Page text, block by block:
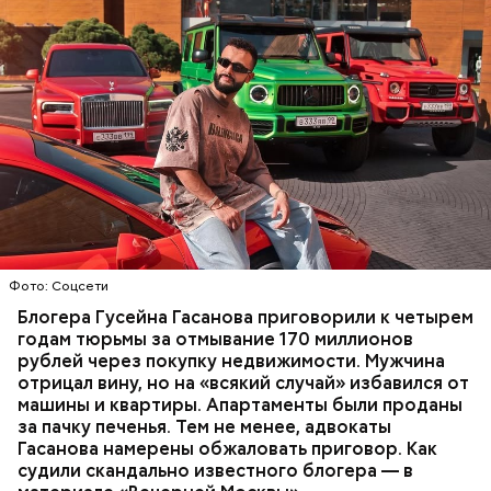
Фото: Соцсети
Блогера Гусейна Гасанова приговорили к четырем
годам тюрьмы за отмывание 170 миллионов
рублей через покупку недвижимости. Мужчина
отрицал вину, но на «всякий случай» избавился от
машины и квартиры. Апартаменты были проданы
за пачку печенья. Тем не менее, адвокаты
Гасанова намерены обжаловать приговор. Как
судили скандально известного блогера — в
В мае 2025 года МВД РФ объявило в
международный розыскблогера Гусейна Гасанова.
В его отношении возбудили уголовное дело о
неуплате налогов и легализации преступных
доходов в особо крупном размере. В тот же день
мужчину заочно арестовали.
Фото: База розыска МВД РФ
НАЛОГИ ПОИСК ЛЮДЕЙ ДЕНЬГИ
МВД
ГАСАН ГУСЕЙНОВ
Молодого человека задержали. На первом же
допросе он признался, что планировал отравить
только отчима. Тогда следователи посчитали, что
мотивом преступления была квартира родителей,
которая в случае их смерти перешла бы сыну. Но
спустя несколько дней Миссюра заявил, что ранее
уже травил других людей.